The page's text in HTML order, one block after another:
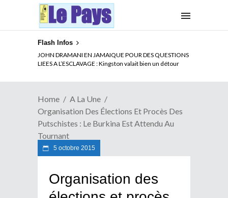
Flash Infos
ELECTION DE TALON A LA TETE DU SENAT BENINOIS :
Quand Patrice quitte le pouvoir sans partir !
Home
A La Une
Organisation Des Élections Et Procès Des
Putschistes : Le Burkina Est Attendu Au
Tournant
5 octobre 2015
Organisation des